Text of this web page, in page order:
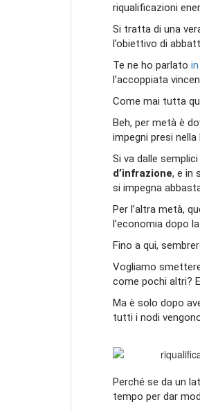
riqualificazioni
Si tratta di una
l’obiettivo di
Te ne ho parlato
l’accoppiata
Come mai tutta
Beh, per metà è
impegni presi
Si va dalle
d’infrazione, e in
si impegna
Per l’altra metà,
l’economia dopo
Fino a qui,
Vogliamo
come pochi altri?
Ma è solo dopo
tutti i nodi
Perché se da un
tempo per dar